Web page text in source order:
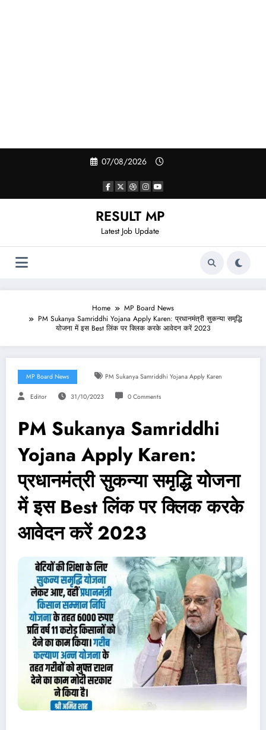
07/08/2026
RESULT MP
Latest Job Update
Home
MP Board News
PM Sukanya Samriddhi Yojana Apply Karen: प्रधानमंत्री सुकन्या समृद्धि
योजना में इस Best लिंक पर क्लिक करके आवेदन करें 2023
MP Board News PM Sukanya Samriddhi Yojana Apply Karen
Editor 31/10/2023 0 Comments
PM Sukanya Samriddhi
Yojana Apply Karen:
प्रधानमंत्री सुकन्या समृद्धि योजना
में इस Best लिंक पर क्लिक करके
आवेदन करें 2023